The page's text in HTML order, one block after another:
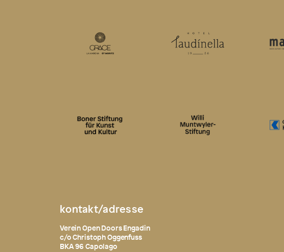
kontakt/adresse
Verein Open Doors Engadin
c/o Christoph Oggenfuss
BKA 96 Capolago